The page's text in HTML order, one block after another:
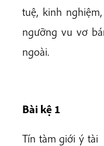
tuệ, kinh
ngưỡng vu vơ
ngoài.
Bài kệ 1
Tín tàm